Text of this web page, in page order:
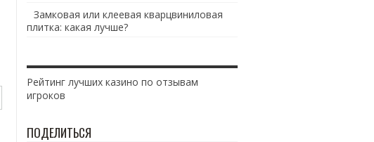
Замковая или клеевая кварцвиниловая
плитка: какая лучше?
Рейтинг лучших казино по отзывам
игроков
ПОДЕЛИТЬСЯ